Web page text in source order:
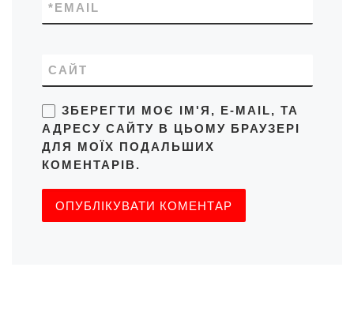
EMAIL
*
САЙТ
ЗБЕРЕГТИ МОЄ ІМ'Я, E-MAIL, ТА
АДРЕСУ САЙТУ В ЦЬОМУ БРАУЗЕРІ
ДЛЯ МОЇХ ПОДАЛЬШИХ
КОМЕНТАРІВ.